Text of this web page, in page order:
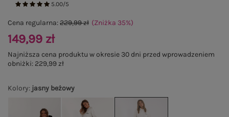
5.00/5
Kolory: jasny beżowy
Cena regularna:229,99 zł (Zniżka 35%)
149,99 zł
Najniższa cena produktu w okresie 30 dni przed wprowadzeniem
obniżki: 229,99 zł